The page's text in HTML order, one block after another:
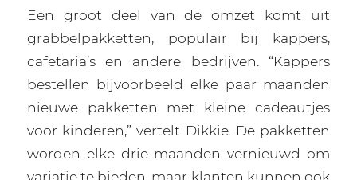
Een groot deel van de omzet komt uit
grabbelpakketten, populair bij kappers,
cafetaria’s en andere bedrijven. “Kappers
bestellen bijvoorbeeld elke paar maanden
nieuwe pakketten met kleine cadeautjes
voor kinderen,” vertelt Dikkie. De pakketten
worden elke drie maanden vernieuwd om
variatie te bieden, maar klanten kunnen ook